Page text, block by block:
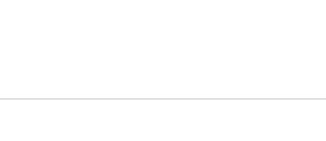
2801172001